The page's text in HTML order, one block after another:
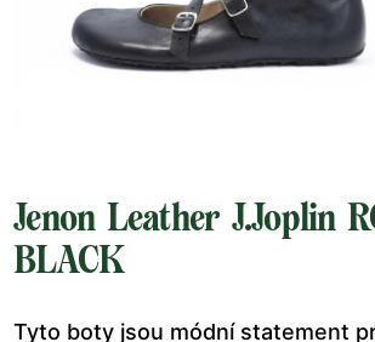
Jenon Leather J.Joplin
BLACK
Tyto boty jsou módní statement